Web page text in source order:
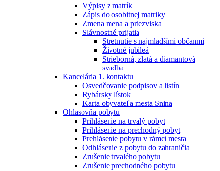
Výpisy z matrík
Zápis do osobitnej matriky
Zmena mena a priezviska
Slávnostné prijatia
Stretnutie s najmladšími občanmi
Životné jubileá
Strieborná, zlatá a diamantová
svadba
Kancelária 1. kontaktu
Osvedčovanie podpisov a listín
Rybársky lístok
Karta obyvateľa mesta Snina
Ohlasovňa pobytu
Prihlásenie na trvalý pobyt
Prihlásenie na prechodný pobyt
Prehlásenie pobytu v rámci mesta
Odhlásenie z pobytu do zahraničia
Zrušenie trvalého pobytu
Zrušenie prechodného pobytu